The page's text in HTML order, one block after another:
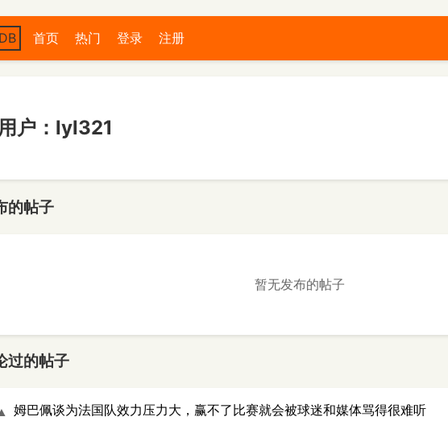
DB 首页 热门 登录 注册
用户：lyl321
的帖子
暂无发布的帖子
过的帖子
姆巴佩谈为法国队效力压力大，赢不了比赛就会被球迷和媒体骂得很难听